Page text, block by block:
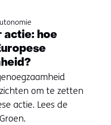
actie: hoe
om te zetten
actie. Lees de